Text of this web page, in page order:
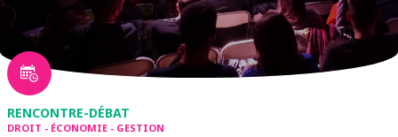
RENCONTRE-DÉBAT
DROIT - ÉCONOMIE - GESTION